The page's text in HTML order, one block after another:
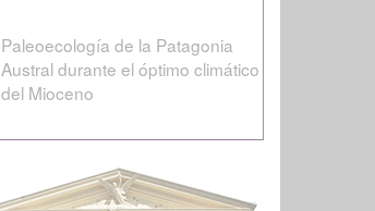
Paleoecología de la Patagonia
Austral durante el óptimo climático
del Mioceno